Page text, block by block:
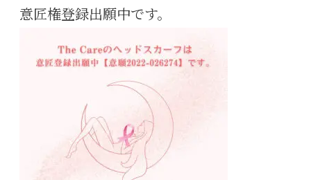
意匠権登録出願中です。